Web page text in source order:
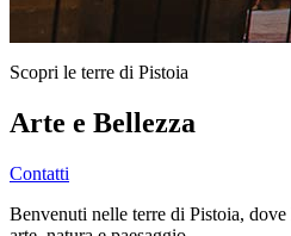
Scopri le terre di Pistoia
Arte e Bellezza
Contatti
Benvenuti nelle terre di Pistoia,